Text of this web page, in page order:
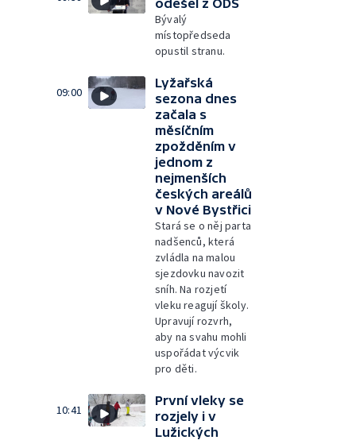
odešel z ODS
Bývalý
místopředseda
opustil stranu.
09:00
Lyžařská
sezona dnes
začala s
měsíčním
zpožděním v
jednom z
nejmenších
českých areálů
v Nové Bystřici
Stará se o něj parta
nadšenců, která
zvládla na malou
sjezdovku navozit
sníh. Na rozjetí
vleku reagují školy.
Upravují rozvrh,
aby na svahu mohli
uspořádat výcvik
pro děti.
10:41
První vleky se
rozjely i v
Lužických